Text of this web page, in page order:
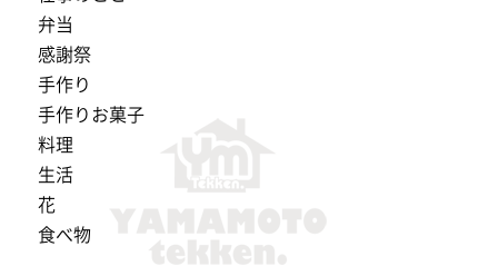
弁当
感謝祭
手作り
手作りお菓子
料理
生活
花
食べ物